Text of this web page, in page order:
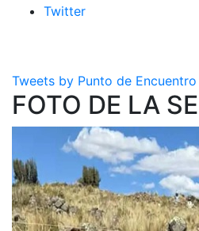
Twitter
Tweets by Punto de Encuentro
FOTO DE LA